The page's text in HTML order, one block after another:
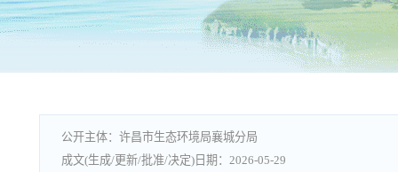
许昌市生态环境局襄城分局
2026-05-29